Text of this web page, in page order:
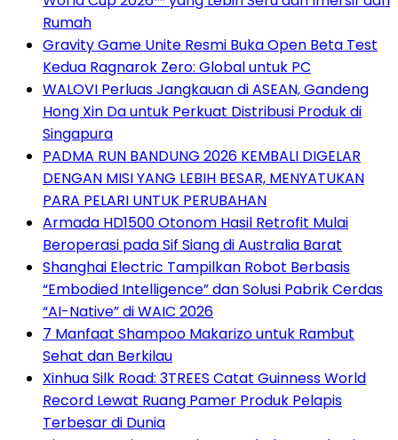
Rumah
Gravity Game Unite Resmi Buka Open Beta Test
Kedua Ragnarok Zero: Global untuk PC
WALOVI Perluas Jangkauan di ASEAN, Gandeng
Hong Xin Da untuk Perkuat Distribusi Produk di
Singapura
PADMA RUN BANDUNG 2026 KEMBALI DIGELAR
DENGAN MISI YANG LEBIH BESAR, MENYATUKAN
PARA PELARI UNTUK PERUBAHAN
Armada HD1500 Otonom Hasil Retrofit Mulai
Beroperasi pada Sif Siang di Australia Barat
Shanghai Electric Tampilkan Robot Berbasis
“Embodied Intelligence” dan Solusi Pabrik Cerdas
“AI-Native” di WAIC 2026
7 Manfaat Shampoo Makarizo untuk Rambut
Sehat dan Berkilau
Xinhua Silk Road: 3TREES Catat Guinness World
Record Lewat Ruang Pamer Produk Pelapis
Terbesar di Dunia